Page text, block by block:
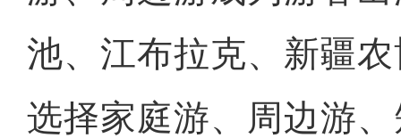
池、江布拉克、新疆
选择家庭游、周边游